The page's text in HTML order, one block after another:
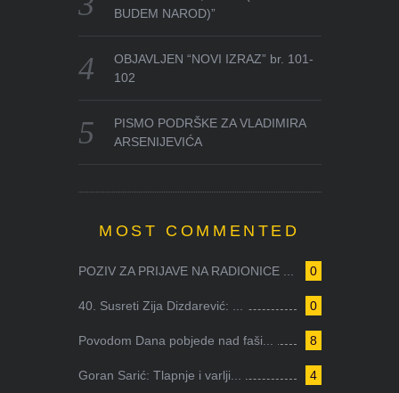
BUDEM NAROD)”
OBJAVLJEN “NOVI IZRAZ” br. 101-
102
PISMO PODRŠKE ZA VLADIMIRA
ARSENIJEVIĆA
MOST COMMENTED
0
POZIV ZA PRIJAVE NA RADIONICE ...
0
40. Susreti Zija Dizdarević: ...
8
Povodom Dana pobjede nad faši...
4
Goran Sarić: Tlapnje i varlji...